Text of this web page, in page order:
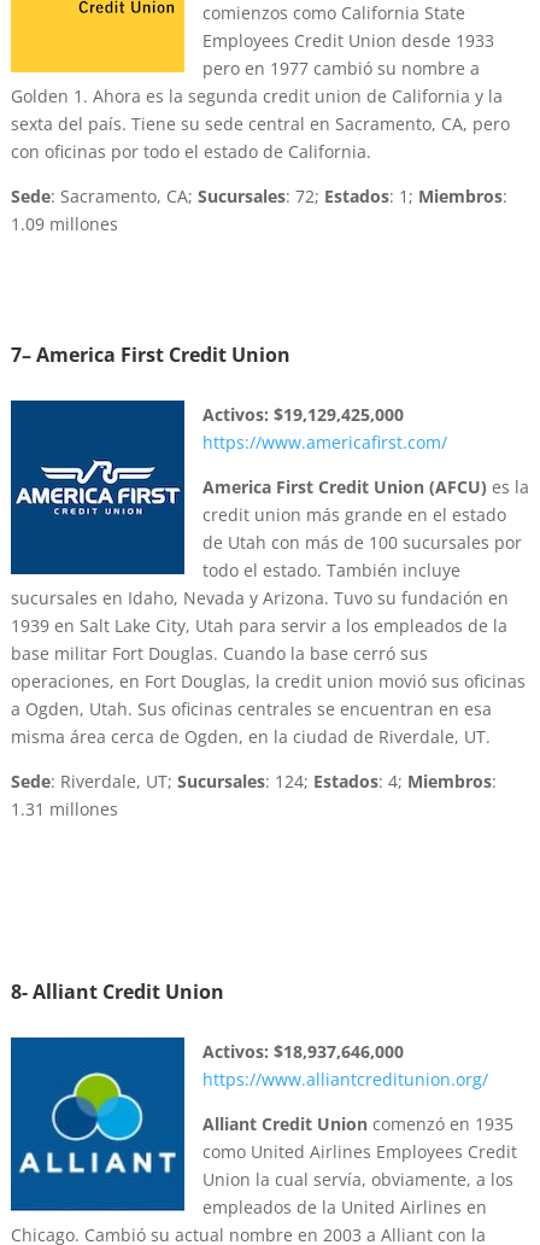
comienzos como California State
Employees Credit Union desde 1933
pero en 1977 cambió su nombre a
Golden 1. Ahora es la segunda credit union de California y la
sexta del país. Tiene su sede central en Sacramento, CA, pero
con oficinas por todo el estado de California.
Sede: Sacramento, CA; Sucursales: 72; Estados: 1; Miembros:
1.09 millones
7– America First Credit Union
Activos: $19,129,425,000
https://www.americafirst.com/
America First Credit Union (AFCU) es la
credit union más grande en el estado
de Utah con más de 100 sucursales por
todo el estado. También incluye
sucursales en Idaho, Nevada y Arizona. Tuvo su fundación en
1939 en Salt Lake City, Utah para servir a los empleados de la
base militar Fort Douglas. Cuando la base cerró sus
operaciones, en Fort Douglas, la credit union movió sus oficinas
a Ogden, Utah. Sus oficinas centrales se encuentran en esa
misma área cerca de Ogden, en la ciudad de Riverdale, UT.
Sede: Riverdale, UT; Sucursales: 124; Estados: 4; Miembros:
1.31 millones
8- Alliant Credit Union
Activos: $18,937,646,000
https://www.alliantcreditunion.org/
Alliant Credit Unioncomenzó en 1935
como United Airlines Employees Credit
Union la cual servía, obviamente, a los
empleados de la United Airlines en
Chicago. Cambió su actual nombre en 2003 a Alliant con la